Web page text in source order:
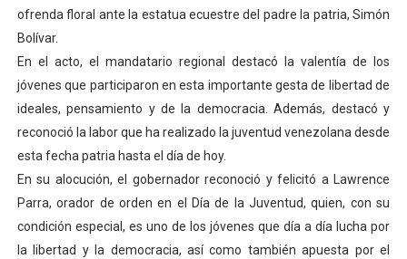
Plan Quirúrgico Regional llega a Pueblo Llano con la
ofrenda floral ante la estatua ecuestre del padre la patria, Simón
Bolívar.
En el acto, el mandatario regional destacó la valentía de los
jóvenes que participaron en esta importante gesta de libertad de
ideales, pensamiento y de la democracia. Además, destacó y
reconoció la labor que ha realizado la juventud venezolana desde
esta fecha patria hasta el día de hoy.
En su alocución, el gobernador reconoció y felicitó a Lawrence
Parra, orador de orden en el Día de la Juventud, quien, con su
condición especial, es uno de los jóvenes que día a día lucha por
la libertad y la democracia, así como también apuesta por el